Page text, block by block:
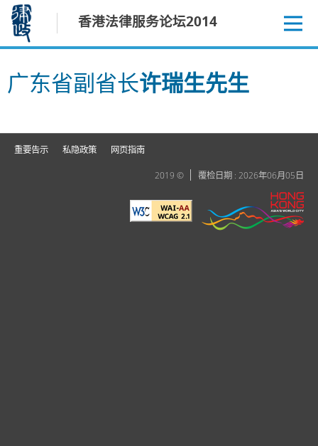
容
香港法律服务论坛2014
广东省副省长许瑞生先生
重要告示 私隐政策 网页指南
2019 © 覆检日期 : 2026年06月05日